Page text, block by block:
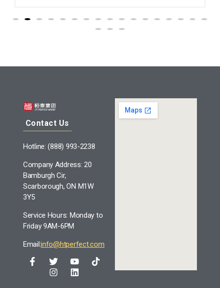
Contact Us
Hotline: (888) 993-2238
Company Address: 20
Bamburgh Cir,
Scarborough, ON M1W
3Y5
Service Hours: Monday to
Friday 9AM-6PM
Email:info@htperfect.com